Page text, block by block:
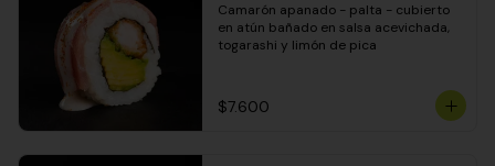
Camarón apanado - palta - cubierto
en atún bañado en salsa acevichada,
togarashi y limón de pica
$7.600